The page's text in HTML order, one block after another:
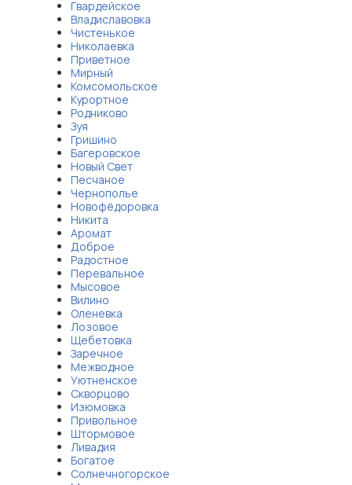
Гвардейское
Владиславовка
Чистенькое
Николаевка
Приветное
Мирный
Комсомольское
Курортное
Родниково
Зуя
Гришино
Багеровское
Новый Свет
Песчаное
Чернополье
Новофёдоровка
Никита
Аромат
Доброе
Радостное
Перевальное
Мысовое
Вилино
Оленевка
Лозовое
Щебетовка
Заречное
Межводное
Уютненское
Скворцово
Изюмовка
Привольное
Штормовое
Ливадия
Богатое
Солнечногорское